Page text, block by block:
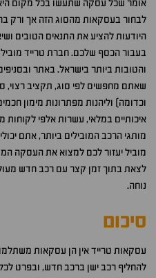
אומר שכל עסקה שתעשו בכל מקום
לבחור בעסקאות מהסוג הזה אך ורק
היודעות להציע את התנאים הטובים
בעבור הכסף שלכם. חברת טרייד
והטובות ביותר בישראל. באתר
שאתם מחפשים לפי סוג, תקציב רצוי,
וכדומה) וליהנות מפתרונות מימון
איכותיים במלאי, עשרות אלפי
מותגי הרכב המובילים ביותר, אתם
מוביל יעזור לכם למצוא את העסקה
לצאת בתוך זמן קצר עם רכב חדש
נוחה.
סיכום
עסקאות טרייד אין הן עסקאות
להחליף רכב ישן ברכב חדש, ובפרט לכל